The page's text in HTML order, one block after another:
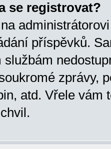
se registrovat?
příspěvků.
zprávy,
atd. Vřele vám